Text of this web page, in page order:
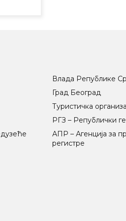
Влада Републике
Град Београд
Туристичка
РГЗ – Републички
АПР – Агенција за
регистре